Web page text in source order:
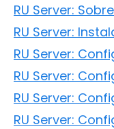
RU Server:
RU Server:
RU Server:
RU Server:
RU Server:
RU Server: